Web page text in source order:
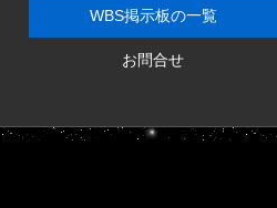
WBS掲示板の一覧
お問合せ